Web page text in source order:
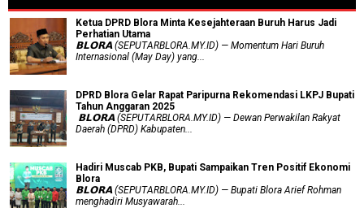
Ketua DPRD Blora Minta Kesejahteraan Buruh Harus Jadi
Perhatian Utama
​𝗕𝗟𝗢𝗥𝗔 (SEPUTARBLORA.MY.ID) — Momentum Hari Buruh
Internasional (May Day) yang...
DPRD Blora Gelar Rapat Paripurna Rekomendasi LKPJ Bupati
Tahun Anggaran 2025
‎ 𝗕𝗟𝗢𝗥𝗔 (SEPUTARBLORA.MY.ID) — Dewan Perwakilan Rakyat
Daerah (DPRD) Kabupaten...
Hadiri Muscab PKB, Bupati Sampaikan Tren Positif Ekonomi
Blora
𝗕𝗟𝗢𝗥𝗔 (SEPUTARBLORA.MY.ID) — Bupati Blora Arief Rohman
menghadiri Musyawarah...